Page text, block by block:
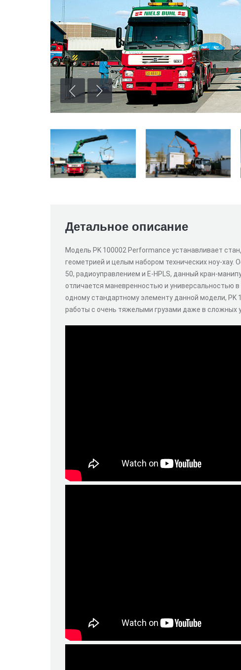
Детальное описание
Модель PK 100002 Performance устанавливает
геометрией и целым набором технических ноу-хау.
50, радиоуправлением и E-HPLS, данный кран-
отличается маневренностью и универсальностью в
одному стандартному элементу данной модели,
работы с очень тяжелыми грузами даже в сложных